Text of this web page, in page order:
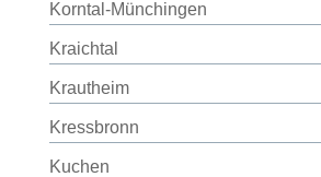
Korntal-Münchingen
Kraichtal
Krautheim
Kressbronn
Kuchen